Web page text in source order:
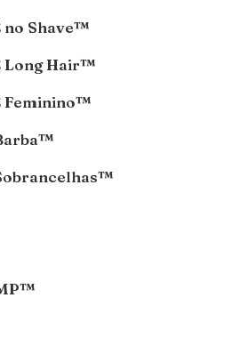
no Shave™
Long Hair™
Feminino™